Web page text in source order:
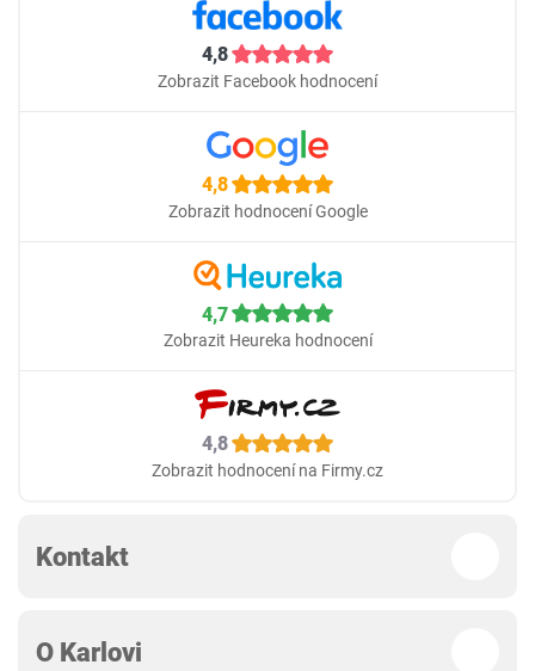
4,8
Zobrazit Facebook hodnocení
4,8
Zobrazit hodnocení Google
4,7
Zobrazit Heureka hodnocení
4,8
Zobrazit hodnocení na Firmy.cz
Kontakt
O Karlovi